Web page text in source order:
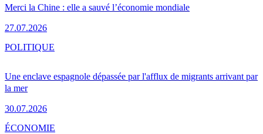
Merci la Chine : elle a sauvé l’économie mondiale
27.07.2026
Une enclave espagnole dépassée par l'afflux de migrants arrivant par
la mer
30.07.2026
POLITIQUE
ÉCONOMIE